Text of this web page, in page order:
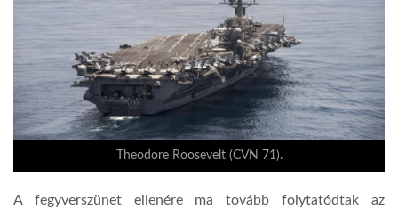
Theodore Roosevelt (CVN 71).
A fegyverszünet ellenére ma tovább folytatódtak az